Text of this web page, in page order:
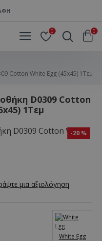
0 0
Cotton White Egg (45x45) 1Τεμ
D0309 Cotton
1Τεμ
-20 %
μια αξιολόγηση
White Egg